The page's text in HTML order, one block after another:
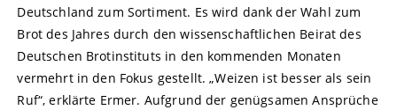
Deutschland zum Sortiment. Es wird dank der Wahl zum
Brot des Jahres durch den wissenschaftlichen Beirat des
Deutschen Brotinstituts in den kommenden Monaten
vermehrt in den Fokus gestellt. „Weizen ist besser als sein
Ruf“, erklärte Ermer. Aufgrund der genügsamen Ansprüche